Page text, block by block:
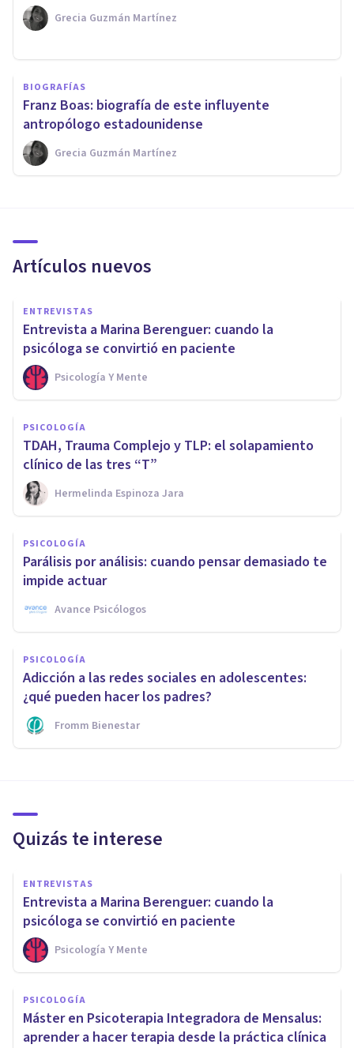
Grecia Guzmán Martínez
BIOGRAFÍAS
Franz Boas: biografía de este influyente
antropólogo estadounidense
Grecia Guzmán Martínez
Artículos nuevos
ENTREVISTAS
Entrevista a Marina Berenguer: cuando la
psicóloga se convirtió en paciente
Psicología Y Mente
PSICOLOGÍA
TDAH, Trauma Complejo y TLP: el solapamiento
clínico de las tres “T”
Hermelinda Espinoza Jara
PSICOLOGÍA
Parálisis por análisis: cuando pensar demasiado te
impide actuar
Avance Psicólogos
PSICOLOGÍA
Adicción a las redes sociales en adolescentes:
¿qué pueden hacer los padres?
Fromm Bienestar
Quizás te interese
ENTREVISTAS
Entrevista a Marina Berenguer: cuando la
psicóloga se convirtió en paciente
Psicología Y Mente
PSICOLOGÍA
Máster en Psicoterapia Integradora de Mensalus:
aprender a hacer terapia desde la práctica clínica